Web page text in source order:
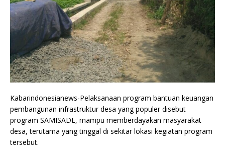
Kabarindonesianews-Pelaksanaan program bantuan keuangan
pembangunan infrastruktur desa yang populer disebut
program SAMISADE, mampu memberdayakan masyarakat
desa, terutama yang tinggal di sekitar lokasi kegiatan program
tersebut.